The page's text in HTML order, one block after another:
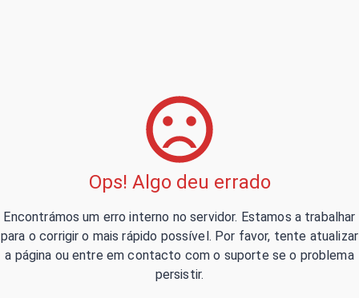
Ops! Algo deu errado
Encontrámos um erro interno no servidor. Estamos a trabalhar
para o corrigir o mais rápido possível. Por favor, tente atualizar
a página ou entre em contacto com o suporte se o problema
persistir.